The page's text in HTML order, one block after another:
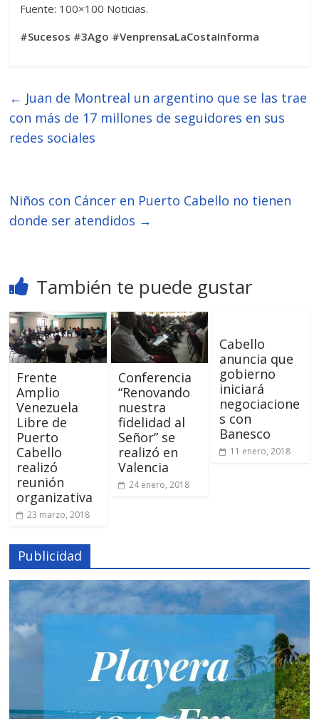
Fuente: 100×100 Noticias.
#Sucesos #3Ago #VenprensaLaCostaInforma
← Juan de Montreal un argentino que se las trae
con más de 17 millones de seguidores en sus
redes sociales
Niños con Cáncer en Puerto Cabello no tienen
donde ser atendidos →
También te puede gustar
Frente
Amplio
Venezuela
Libre de
Puerto
Cabello
realizó
reunión
organizativa
23 marzo, 2018
Conferencia
“Renovando
nuestra
fidelidad al
Señor” se
realizó en
Valencia
24 enero, 2018
Cabello
anuncia que
gobierno
iniciará
negociacione
s con
Banesco
11 enero, 2018
Publicidad